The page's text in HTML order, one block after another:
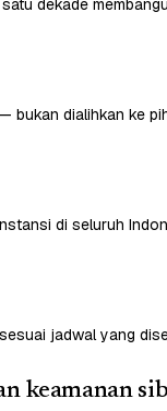
dekade
bukan dialihkan ke
di seluruh
jadwal yang
keamanan